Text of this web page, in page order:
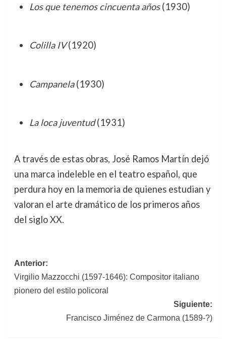
Los que tenemos cincuenta años(1930)
Colilla IV(1920)
Campanela(1930)
La loca juventud(1931)
A través de estas obras, José Ramos Martín dejó
una marca indeleble en el teatro español, que
perdura hoy en la memoria de quienes estudian y
valoran el arte dramático de los primeros años
del siglo XX.
Navegación
de
entradas
Anterior:
Virgilio Mazzocchi (1597-1646): Compositor italiano
pionero del estilo policoral
Siguiente:
Francisco Jiménez de Carmona (1589-?)